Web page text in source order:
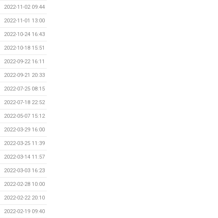
2022-11-02 09:44
2022-11-01 13:00
2022-10-24 16:43
2022-10-18 15:51
2022-09-22 16:11
2022-09-21 20:33
2022-07-25 08:15
2022-07-18 22:52
2022-05-07 15:12
2022-03-29 16:00
2022-03-25 11:39
2022-03-14 11:57
2022-03-03 16:23
2022-02-28 10:00
2022-02-22 20:10
2022-02-19 09:40